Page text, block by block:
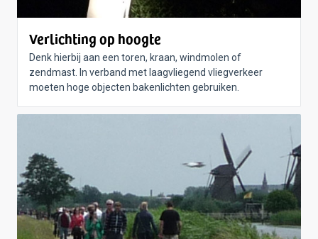
Verlichting op hoogte
Denk hierbij aan een toren, kraan, windmolen of
zendmast. In verband met laagvliegend vliegverkeer
moeten hoge objecten bakenlichten gebruiken.